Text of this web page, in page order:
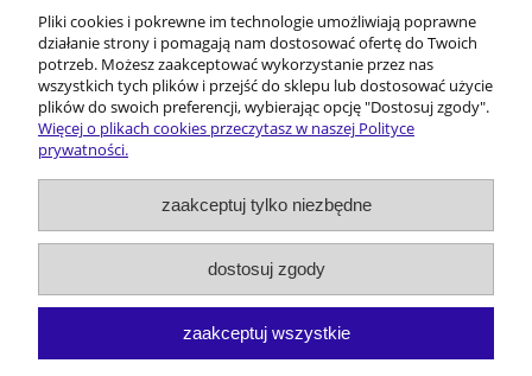
8,00 GBP
do koszyka
Pomoc
Dostawa i koszty
Moje konto
Pliki cookies i pokrewne im technologie umożliwiają poprawne
działanie strony i pomagają nam dostosować ofertę do Twoich
potrzeb. Możesz zaakceptować wykorzystanie przez nas
wszystkich tych plików i przejść do sklepu lub dostosować użycie
plików do swoich preferencji, wybierając opcję "Dostosuj zgody".
Więcej o plikach cookies przeczytasz w naszej Polityce
prywatności.
zaakceptuj tylko niezbędne
dostosuj zgody
zaakceptuj wszystkie